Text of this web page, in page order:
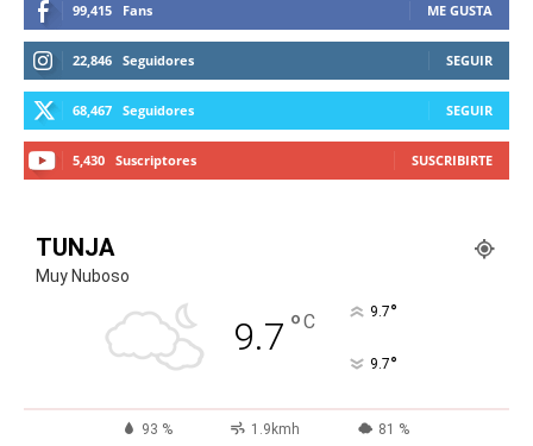
99,415 Fans ME GUSTA
22,846 Seguidores SEGUIR
68,467 Seguidores SEGUIR
5,430 Suscriptores SUSCRIBIRTE
TUNJA
Muy Nuboso
9.7 °C 9.7°
9.7°
93 % 1.9kmh 81 %